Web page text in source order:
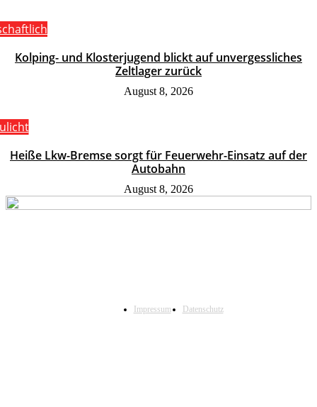
Kolping- und Klosterjugend blickt auf unvergessliches
Zeltlager zurück
August 8, 2026
Heiße Lkw-Bremse sorgt für Feuerwehr-Einsatz auf der
Autobahn
August 8, 2026
Impressum Datenschutz